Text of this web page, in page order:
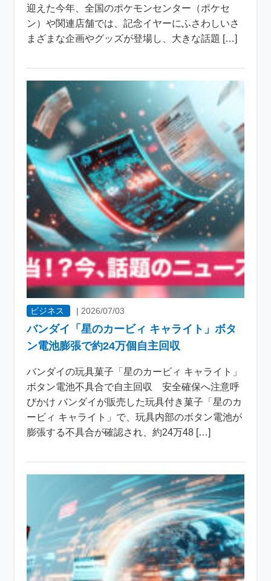
迎えた今年、全国のポケモンセンター（ポケセ
ン）や関連店舗では、記念イヤーにふさわしいさ
まざまな企画やグッズが登場し、大きな話題 […]
ビジネス | 2026/07/03
バンダイ「星のカービィ キャライト」ボタ
ン電池膨張で約24万個自主回収
バンダイの玩具菓子「星のカービィ キャライト」
ボタン電池不具合で自主回収 安全確保へ注意呼
びかけ バンダイが販売した玩具付き菓子「星のカ
ービィ キャライト」で、玩具内部のボタン電池が
膨張する不具合が確認され、約24万48 […]